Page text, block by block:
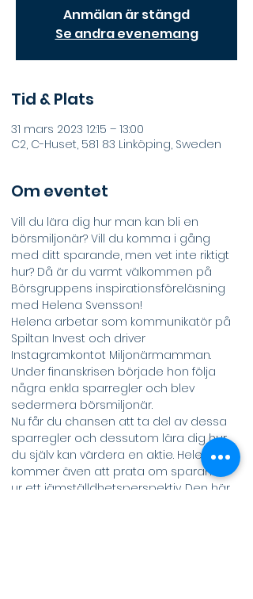
Anmälan är stängd
Se andra evenemang
Tid & Plats
31 mars 2023 12:15 – 13:00
C2, C-Huset, 581 83 Linköping, Sweden
Om eventet
Vill du lära dig hur man kan bli en
börsmiljonär? Vill du komma i gång
med ditt sparande, men vet inte riktigt
hur? Då är du varmt välkommen på
Börsgruppens inspirationsföreläsning
med Helena Svensson!
Helena arbetar som kommunikatör på
Spiltan Invest och driver
Instagramkontot Miljonärmamman.
Under finanskrisen började hon följa
några enkla sparregler och blev
sedermera börsmiljonär.
Nu får du chansen att ta del av dessa
sparregler och dessutom lära dig hur
du själv kan värdera en aktie. Helena
kommer även att prata om sparande
ur ett jämställdhetsperspektiv. Den här